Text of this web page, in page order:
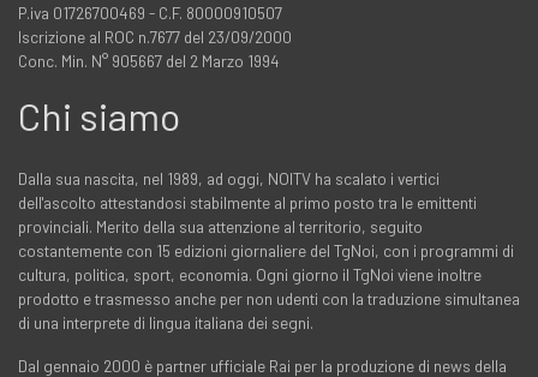
P.iva 01726700469 - C.F. 80000910507
Iscrizione al ROC n.7677 del 23/09/2000
Conc. Min. N° 905667 del 2 Marzo 1994
Chi siamo
Dalla sua nascita, nel 1989, ad oggi, NOITV ha scalato i vertici
dell'ascolto attestandosi stabilmente al primo posto tra le emittenti
provinciali. Merito della sua attenzione al territorio, seguito
costantemente con 15 edizioni giornaliere del TgNoi, con i programmi di
cultura, politica, sport, economia. Ogni giorno il TgNoi viene inoltre
prodotto e trasmesso anche per non udenti con la traduzione simultanea
di una interprete di lingua italiana dei segni.
Dal gennaio 2000 è partner ufficiale Rai per la produzione di news della